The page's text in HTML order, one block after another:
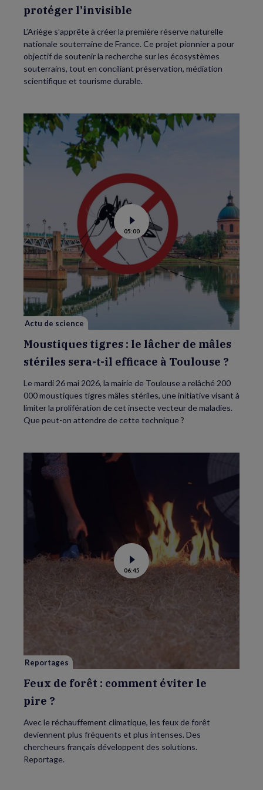
protéger l’invisible
L’Ariège s’apprête à créer la première réserve naturelle
nationale souterraine de France. Ce projet pionnier a pour
objectif de soutenir la recherche sur les écosystèmes
souterrains, tout en conciliant préservation, médiation
scientifique et tourisme durable.
Voir
la
vidéo
de
Moustiques
tigres
le
lâcher
de
il
efficace
à
Toulouse
?
05:00
Actu de science
Moustiques tigres : le lâcher de mâles
stériles sera-t-il efficace à Toulouse ?
Le mardi 26 mai 2026, la mairie de Toulouse a relâché 200
000 moustiques tigres mâles stériles, une initiative visant à
limiter la prolifération de cet insecte vecteur de maladies.
Que peut-on attendre de cette technique ?
Voir
la
vidéo
de
06:45
Reportages
Feux de forêt : comment éviter le
pire ?
Avec le réchauffement climatique, les feux de forêt
deviennent plus fréquents et plus intenses. Des
chercheurs français développent des solutions.
Reportage.